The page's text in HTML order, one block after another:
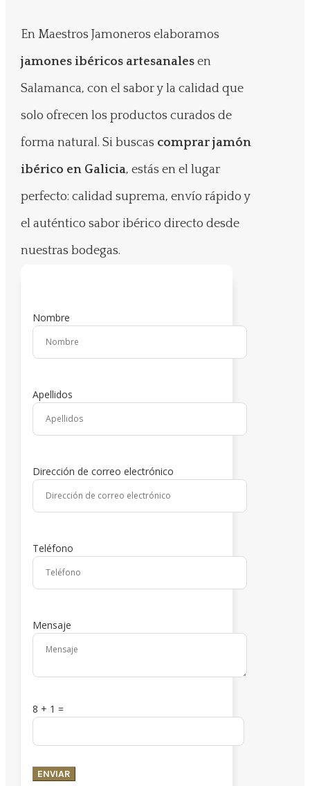
En Maestros Jamoneros elaboramos
jamones ibéricos artesanales en
Salamanca, con el sabor y la calidad que
solo ofrecen los productos curados de
forma natural. Si buscas comprar jamón
ibérico en Galicia, estás en el lugar
perfecto: calidad suprema, envío rápido y
el auténtico sabor ibérico directo desde
nuestras bodegas.
Nombre
Apellidos
Dirección de correo electrónico
Teléfono
Mensaje
8 + 1 =
ENVIAR